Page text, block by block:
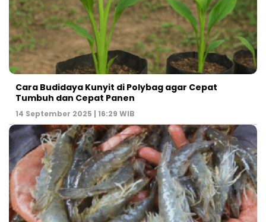
Cara Budidaya Kunyit di Polybag agar Cepat
Tumbuh dan Cepat Panen
14 September 2025 | 16:29 WIB